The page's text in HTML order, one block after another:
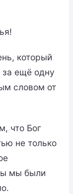
который
за ещё одну
словом от
что Бог
не только
мы были